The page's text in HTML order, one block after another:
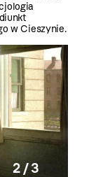
w Cieszynie.
2 / 3